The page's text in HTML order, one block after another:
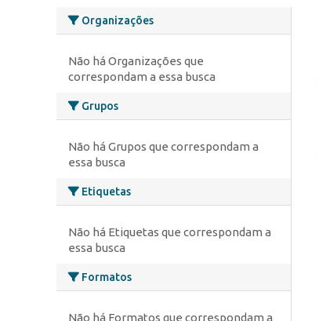
Organizações
Não há Organizações que
correspondam a essa busca
Grupos
Não há Grupos que correspondam a
essa busca
Etiquetas
Não há Etiquetas que correspondam a
essa busca
Formatos
Não há Formatos que correspondam a